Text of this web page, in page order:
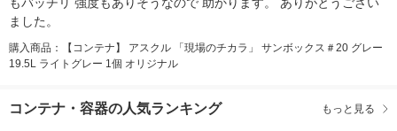
もバッチリ 強度もありそうなので 助かります。 ありがとうござい
ました。
購入商品：【コンテナ】 アスクル 「現場のチカラ」 サンボックス＃20 グレー
19.5L ライトグレー 1個 オリジナル
コンテナ・容器の人気ランキング もっと見る